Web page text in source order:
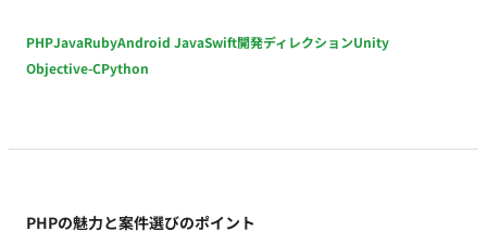
PHPJavaRubyAndroid JavaSwift開発ディレクションUnity
Objective-CPython
PHPの魅力と案件選びのポイント